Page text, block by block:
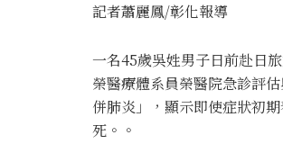
記者蕭麗鳳/彰化報導
一名45歲吳姓男子日前赴日
榮醫療體系員榮醫院急診評
併肺炎」，顯示即使症狀初
死。。